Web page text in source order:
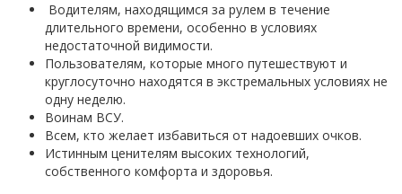
Водителям, находящимся за рулем в течение
длительного времени, особенно в условиях
недостаточной видимости.
Пользователям, которые много путешествуют и
круглосуточно находятся в экстремальных условиях не
одну неделю.
Воинам ВСУ.
Всем, кто желает избавиться от надоевших очков.
Истинным ценителям высоких технологий,
собственного комфорта и здоровья.